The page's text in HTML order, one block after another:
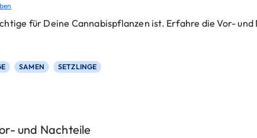
für Deine Cannabispflanzen ist. Erfahre die Vor-
SAMEN SETZLINGE
und Nachteile